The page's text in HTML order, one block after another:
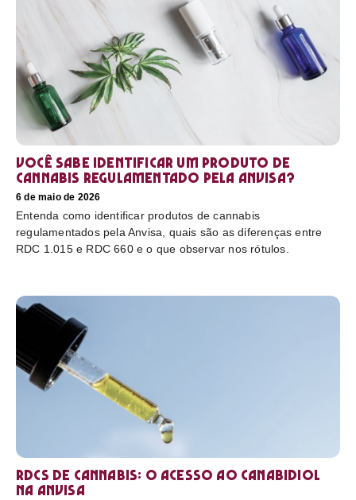
Você sabe identificar um produto de
cannabis regulamentado pela Anvisa?
6 de maio de 2026
Entenda como identificar produtos de cannabis
regulamentados pela Anvisa, quais são as diferenças entre
RDC 1.015 e RDC 660 e o que observar nos rótulos.
RDCs de cannabis: o acesso ao canabidiol
na Anvisa